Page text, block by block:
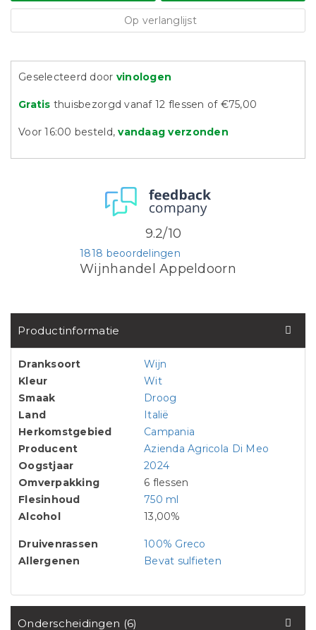
Op verlanglijst
Geselecteerd door vinologen
Gratis thuisbezorgd vanaf 12 flessen of €75,00
Voor 16:00 besteld,vandaag verzonden
Wijnhandel Appeldoorn
1818 beoordelingen
9.2/10
Productinformatie
Dranksoort
Wijn
Kleur
Wit
Smaak
Droog
Land
Italië
Herkomstgebied
Campania
Producent
Azienda Agricola Di Meo
Oogstjaar
2024
Omverpakking
6 flessen
Flesinhoud
750 ml
Alcohol
13,00%
Druivenrassen
100% Greco
Allergenen
Bevat sulfieten
Onderscheidingen (6)